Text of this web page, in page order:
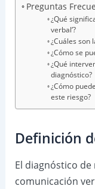
Preguntas
¿Qué
verbal’?
¿Cuáles son
¿Cómo se
¿Qué
diagnóstico?
¿Cómo
este riesgo?
Definición
El diagnóstico
comunicación